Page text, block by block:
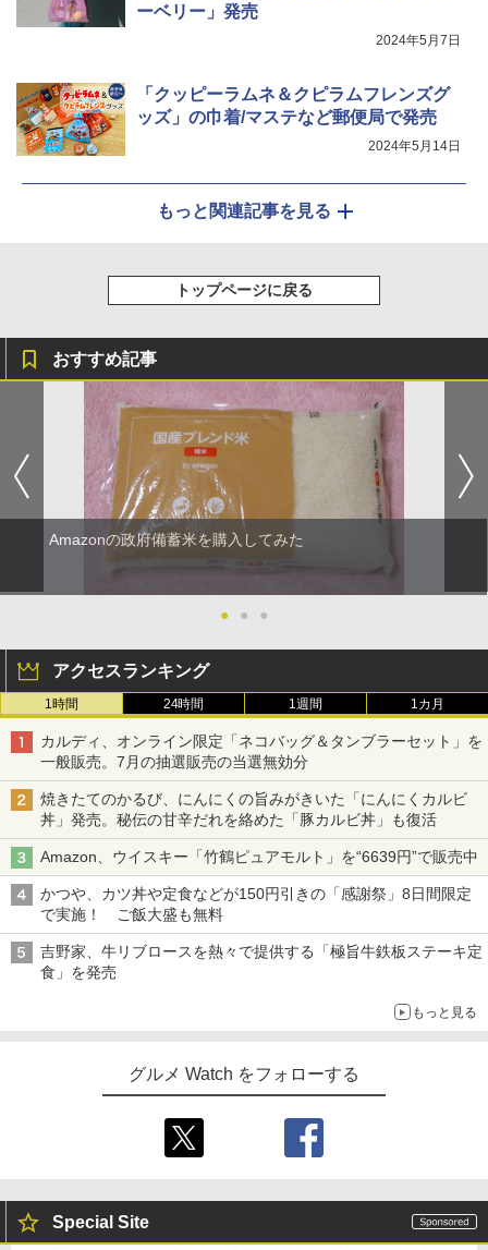
ーベリー」発売
2024年5月7日
「クッピーラムネ＆クピラムフレンズグ
ッズ」の巾着/マステなど郵便局で発売
2024年5月14日
もっと関連記事を見る
トップページに戻る
おすすめ記事
Amazonの政府備蓄米を購入してみた
● ● ●
アクセスランキング
1時間 24時間 1週間 1カ月
カルディ、オンライン限定「ネコバッグ＆タンブラーセット」を
一般販売。7月の抽選販売の当選無効分
焼きたてのかるび、にんにくの旨みがきいた「にんにくカルビ
丼」発売。秘伝の甘辛だれを絡めた「豚カルビ丼」も復活
Amazon、ウイスキー「竹鶴ピュアモルト」を“6639円”で販売中
かつや、カツ丼や定食などが150円引きの「感謝祭」8日間限定
で実施！ ご飯大盛も無料
吉野家、牛リブロースを熱々で提供する「極旨牛鉄板ステーキ定
食」を発売
もっと見る
グルメ Watch をフォローする
Special Site